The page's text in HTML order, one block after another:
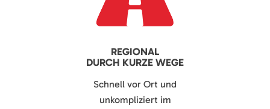
REGIONAL
DURCH KURZE WEGE
Schnell vor Ort und
unkompliziert im